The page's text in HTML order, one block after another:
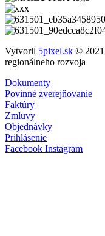
Vytvoril 5pixel.sk © 2021
regionálneho rozvoja
Dokumenty
Povinné zverejňovanie
Faktúry
Zmluvy
Objednávky
Prihlásenie
Facebook Instagram